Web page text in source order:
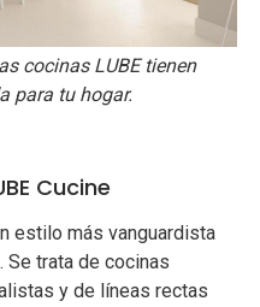
cocinas LUBE tienen
para tu hogar.
Cucine
estilo más vanguardista
Se trata de cocinas
y de líneas rectas